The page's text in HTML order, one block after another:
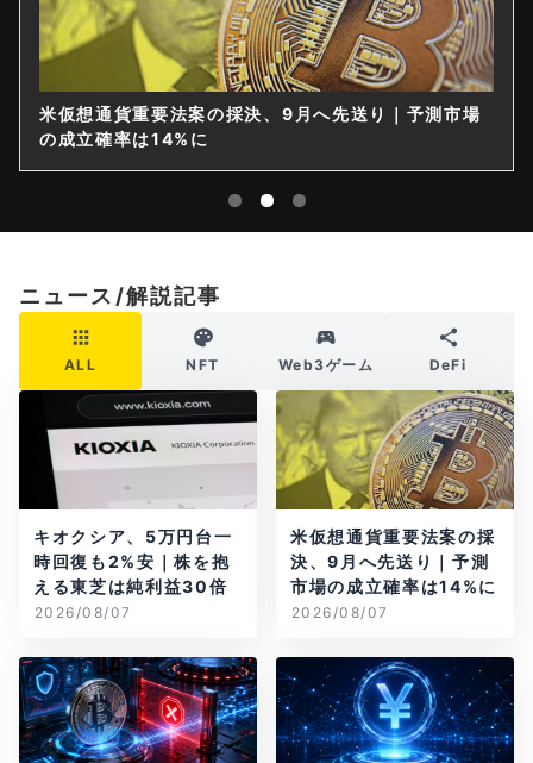
米仮想通貨重要法案の採決、9月へ先送り｜予測市場
の成立確率は14%に
ニュース/解説記事
ALL NFT Web3ゲーム DeFi
キオクシア、5万円台一
時回復も2%安｜株を抱
える東芝は純利益30倍
2026/08/07
米仮想通貨重要法案の採
決、9月へ先送り｜予測
市場の成立確率は14%に
2026/08/07